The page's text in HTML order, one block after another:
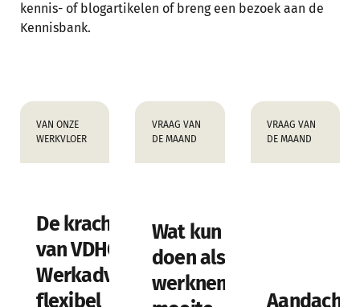
kennis- of blogartikelen of breng een bezoek aan de
Kennisbank.
VAN ONZE
WERKVLOER
De kracht
van VDHC
Werkadvies:
flexibel
VRAAG VAN
DE MAAND
Wat kun je
doen als je
werknemer
VRAAG VAN
DE MAAND